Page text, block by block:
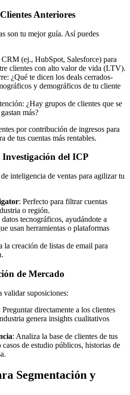
Anteriores
son tu mejor guía. Así puedes
(ej., HubSpot, Salesforce) para
clientes con alto valor de vida (LTV).
¿Qué te dicen los deals cerrados-
y demográficos de tu cliente
¿Hay grupos de clientes que se
más?
por contribución de ingresos para
de tus cuentas más rentables.
del ICP
inteligencia de ventas para agilizar tu
: Perfecto para filtrar cuentas
o región.
tecnográficos, ayudándote a
usan herramientas o plataformas
la creación de listas de email para
de Mercado
validar suposiciones:
Preguntar directamente a los clientes
genera insights cualitativos
: Analiza la base de clientes de tus
de estudio públicos, historias de
Segmentación y